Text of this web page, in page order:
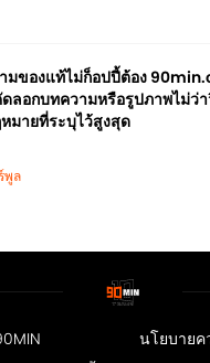
ของแท้ไม่ก็อปปี้ต้อง
ลอกบทความหรือรูปภาพไม่ว่
มายที่ระบุไว้สูงสุด
พูล
นโยบายค